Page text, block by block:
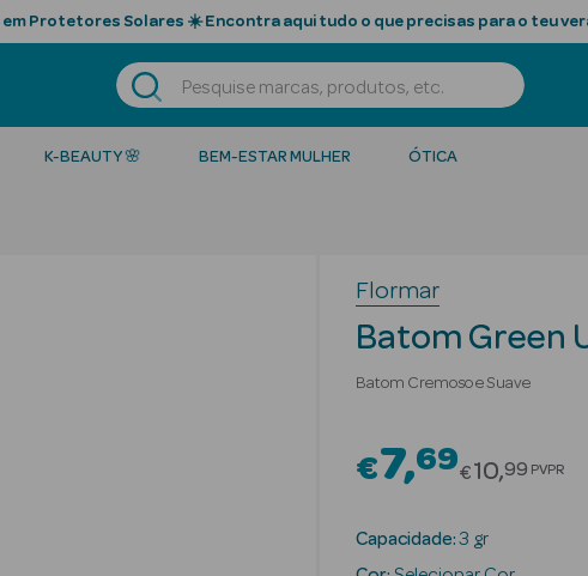
em Protetores Solares ☀️ Encontra aqui tudo o que precisas para o teu
K-BEAUTY 🌸 BEM-ESTAR MULHER ÓTICA
Flormar
Batom Green
Batom Cremoso e Suave
€7 69Price
€10 99 PVPR
Capacidade:3 gr